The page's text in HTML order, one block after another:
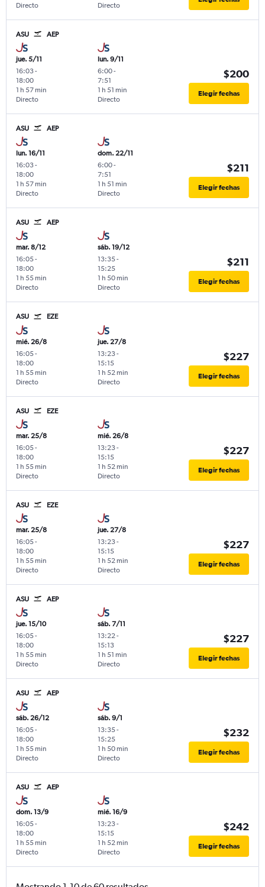
Directo Directo
ASU AEP
jue. 5/11
16:03-
18:00
Directo
1 h 57 min
lun. 9/11
6:00-
7:51
Directo
1 h 51 min
$200
Elegir fechas
ASU AEP
lun. 16/11
16:03-
18:00
Directo
1 h 57 min
dom. 22/11
6:00-
7:51
Directo
1 h 51 min
$211
Elegir fechas
ASU AEP
mar. 8/12
16:05-
18:00
Directo
1 h 55 min
sáb. 19/12
13:35-
15:25
Directo
1 h 50 min
$211
Elegir fechas
ASU EZE
mié. 26/8
16:05-
18:00
Directo
1 h 55 min
jue. 27/8
13:23-
15:15
Directo
1 h 52 min
$227
Elegir fechas
ASU EZE
mar. 25/8
16:05-
18:00
Directo
1 h 55 min
mié. 26/8
13:23-
15:15
Directo
1 h 52 min
$227
Elegir fechas
ASU EZE
mar. 25/8
16:05-
18:00
Directo
1 h 55 min
jue. 27/8
13:23-
15:15
Directo
1 h 52 min
$227
Elegir fechas
ASU AEP
jue. 15/10
16:05-
18:00
Directo
1 h 55 min
sáb. 7/11
13:22-
15:13
Directo
1 h 51 min
$227
Elegir fechas
ASU AEP
sáb. 26/12
16:05-
18:00
Directo
1 h 55 min
sáb. 9/1
13:35-
15:25
Directo
1 h 50 min
$232
Elegir fechas
ASU AEP
dom. 13/9
16:05-
18:00
Directo
1 h 55 min
mié. 16/9
13:23-
15:15
Directo
1 h 52 min
$242
Elegir fechas